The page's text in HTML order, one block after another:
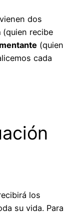
dos
(quien recibe
(quien
cada
los
su vida. Para